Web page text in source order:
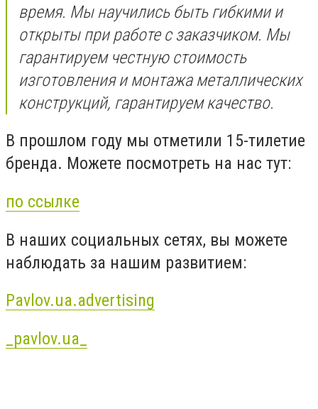
время. Мы научились быть гибкими и
открыты при работе с заказчиком. Мы
гарантируем честную стоимость
изготовления и монтажа металлических
конструкций, гарантируем качество.
В прошлом году мы отметили 15-тилетие
бренда. Можете посмотреть на нас тут:
по ссылке
В наших социальных сетях, вы можете
наблюдать за нашим развитием:
Pavlov.ua.advertising
_pavlov.ua_